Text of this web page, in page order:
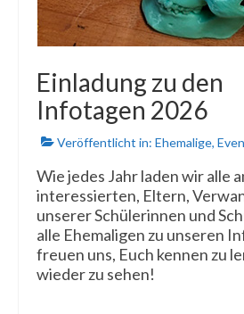
Einladung zu den
Infotagen 2026
Veröffentlicht in: Ehemalige,
Wie jedes Jahr laden wir alle
interessierten, Eltern,
unserer Schülerinnen und
alle Ehemaligen zu unseren
freuen uns, Euch kennen zu
wieder zu sehen!